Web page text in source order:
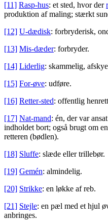
[11] Rasp-hus: et sted, hvor der
produktion af maling; stærkt
[12] U-dædisk: forbryderisk,
[13] Mis-dæder: forbryder.
[14] Liderlig: skammelig,
[15] For-øve: udføre.
[16] Retter-sted: offentlig
[17] Nat-mand: én, der var
indholdet bort; også brugt om
retteren (bødlen).
[18] Sluffe: slæde eller trillebør.
[19] Gemén: almindelig.
[20] Strikke: en løkke af reb.
[21] Stejle: en pæl med et hjul
anbringes.